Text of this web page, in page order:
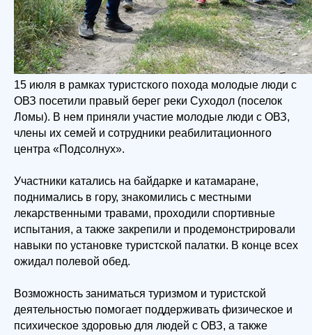
15 июля в рамках туристского похода молодые люди с
ОВЗ посетили правый берег реки Суходол (поселок
Ломы). В нем приняли участие молодые люди с ОВЗ,
члены их семей и сотрудники реабилитационного
центра «Подсолнух».
Участники катались на байдарке и катамаране,
поднимались в гору, знакомились с местными
лекарственными травами, проходили спортивные
испытания, а также закрепили и продемонстрировали
навыки по установке туристской палатки. В конце всех
ожидал полевой обед.
Возможность заниматься туризмом и туристской
деятельностью помогает поддерживать физическое и
психическое здоровью для людей с ОВЗ, а также